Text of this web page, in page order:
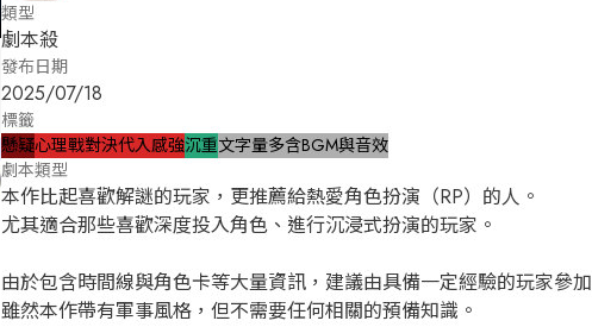
類型
劇本殺
發布日期
2025/07/18
標籤
懸疑心理戰對決代入感強沉重文字量多含BGM與音效
劇本類型
本作比起喜歡解謎的玩家，更推薦給熱愛角色扮演（RP）的人。
尤其適合那些喜歡深度投入角色、進行沉浸式扮演的玩家。
由於包含時間線與角色卡等大量資訊，建議由具備一定經驗的玩家參
雖然本作帶有軍事風格，但不需要任何相關的預備知識。